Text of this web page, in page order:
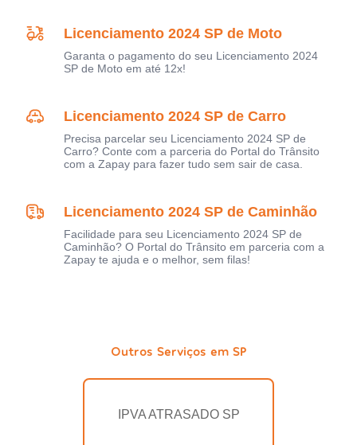
Licenciamento 2024 SP de Moto
Garanta o pagamento do seu Licenciamento 2024
SP de Moto em até 12x!
Licenciamento 2024 SP de Carro
Precisa parcelar seu Licenciamento 2024 SP de
Carro? Conte com a parceria do Portal do Trânsito
com a Zapay para fazer tudo sem sair de casa.
Licenciamento 2024 SP de Caminhão
Facilidade para seu Licenciamento 2024 SP de
Caminhão? O Portal do Trânsito em parceria com a
Zapay te ajuda e o melhor, sem filas!
Outros Serviços em SP
IPVA ATRASADO SP